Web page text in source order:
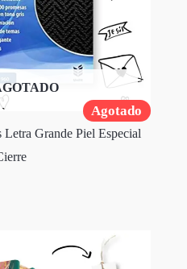
Agotado
Grande Piel Especial